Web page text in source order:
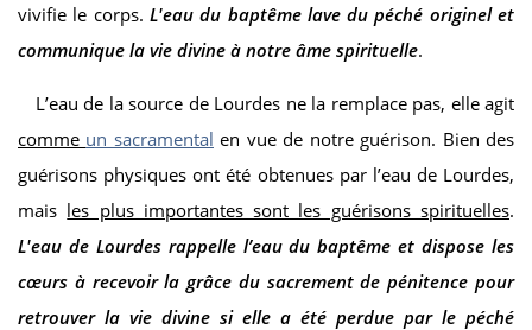
vivifie le corps. L'eau du baptême lave du péché originel et
communique la vie divine à notre âme spirituelle.
L’eau de la source de Lourdes ne la remplace pas, elle agit
comme un sacramental en vue de notre guérison. Bien des
guérisons physiques ont été obtenues par l’eau de Lourdes,
mais les plus importantes sont les guérisons spirituelles.
L'eau de Lourdes rappelle l’eau du baptême et dispose les
cœurs à recevoir la grâce du sacrement de pénitence pour
retrouver la vie divine si elle a été perdue par le péché